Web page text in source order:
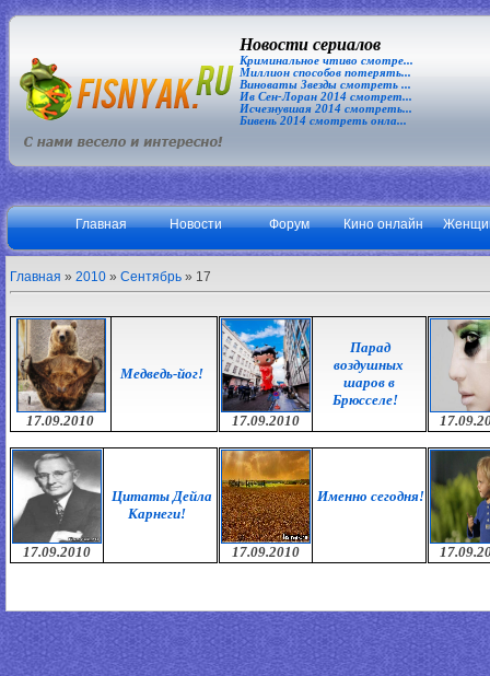
Новости сериалов
Криминальное чтиво смотре...
Миллион способов потерять...
Виноваты Звезды смотреть ...
Ив Сен-Лоран 2014 смотрет...
Исчезнувшая 2014 смотреть...
Бивень 2014 смотреть онла...
Главная Новости Форум Кино онлайн
Главная » 2010 » Сентябрь » 17
17.09.2010
Медведь-йог!
17.09.2010
Парад
воздушных
шаров в
Брюсселе!
17.09.2010
Цитаты Дейла
Карнеги!
17.09.2010
Именно сегодня!